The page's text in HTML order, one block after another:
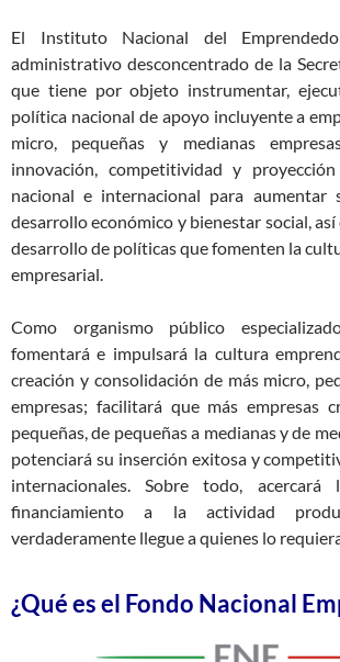
El Instituto Nacional del
administrativo desconcentrado de la
que tiene por objeto instrumentar,
política nacional de apoyo incluyente a
micro, pequeñas y medianas
innovación, competitividad y
nacional e internacional para aumentar
desarrollo económico y bienestar social,
desarrollo de políticas que fomenten la
empresarial.
Como organismo público
fomentará e impulsará la cultura
creación y consolidación de más micro,
empresas; facilitará que más empresas
pequeñas, de pequeñas a medianas y de
potenciará su inserción exitosa y
internacionales. Sobre todo, acercará
financiamiento a la actividad
verdaderamente llegue a quienes lo
¿Qué es el Fondo Nacional